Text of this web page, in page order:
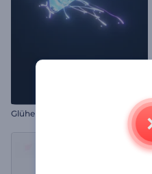
Glühende Streifen-Reveal-Logo